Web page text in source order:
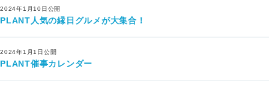
2024年1月10日公開
PLANT人気の縁日グルメが大集合！
2024年1月1日公開
PLANT催事カレンダー